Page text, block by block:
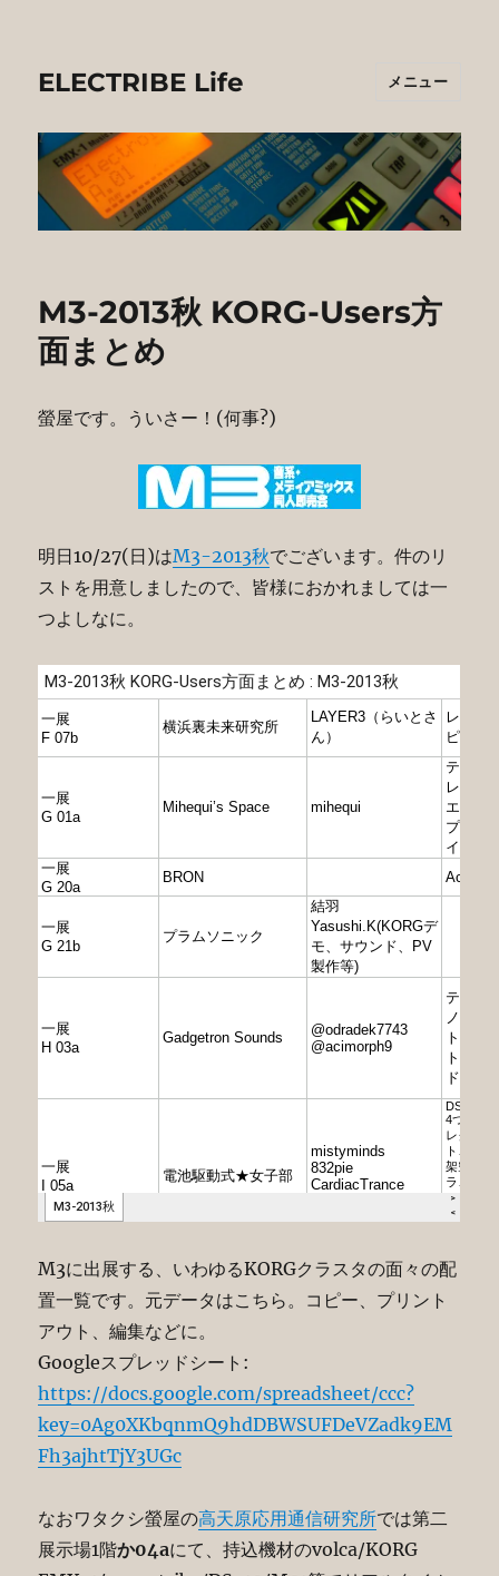
ELECTRIBE Life メニュー
M3-2013秋 KORG-Users方
面まとめ
螢屋です。ういさー！(何事?)
明日10/27(日)はM3-2013秋でございます。件のリ
ストを用意しましたので、皆様におかれましては一
つよしなに。
M3に出展する、いわゆるKORGクラスタの面々の配
置一覧です。元データはこちら。コピー、プリント
アウト、編集などに。
Googleスプレッドシート:
https://docs.google.com/spreadsheet/ccc?
key=0Ag0XKbqnmQ9hdDBWSUFDeVZadk9EM
Fh3ajhtTjY3UGc
なおワタクシ螢屋の高天原応用通信研究所では第二
展示場1階か04aにて、持込機材のvolca/KORG